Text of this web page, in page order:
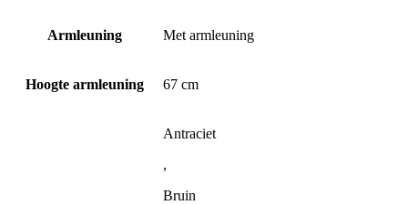
Armleuning Met armleuning
Hoogte armleuning 67 cm
Antraciet
,
Bruin